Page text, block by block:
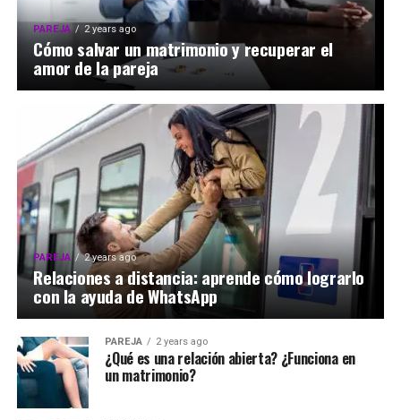
PAREJA 2 years ago
Cómo salvar un matrimonio y recuperar el
amor de la pareja
PAREJA 2 years ago
Relaciones a distancia: aprende cómo lograrlo
con la ayuda de WhatsApp
PAREJA 2 years ago
¿Qué es una relación abierta? ¿Funciona en
un matrimonio?